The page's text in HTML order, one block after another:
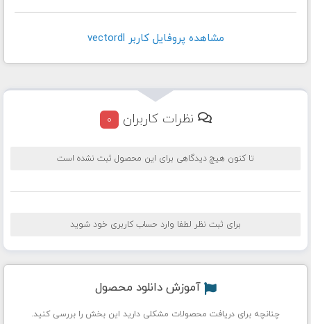
مشاهده پروفايل کاربر vectordl
نظرات کاربران 0
تا کنون هیچ دیدگاهی برای این محصول ثبت نشده است
برای ثبت نظر لطفا وارد حساب کاربری خود شوید
آموزش دانلود محصول
چنانچه برای دریافت محصولات مشکلی دارید این بخش را بررسی کنید.